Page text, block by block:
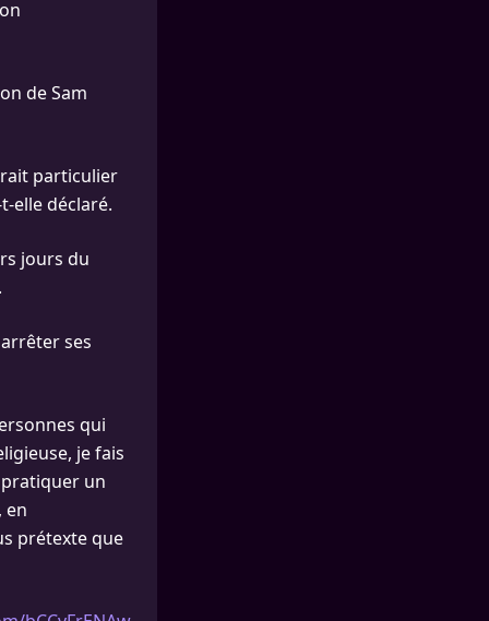
de Sam
particulier
elle déclaré.
jours du
ses
qui
je fais
un
en
prétexte que